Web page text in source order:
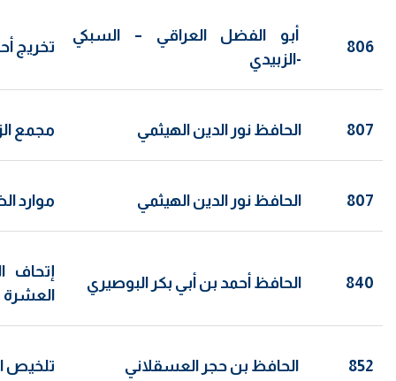
806
أبو الفضل العراقي – السبكي
-الزبيدي
تخريج
807 الحافظ نور الدين الهيثمي مجمع
807 الحافظ نور الدين الهيثمي موارد
840 الحافظ أحمد بن أبي بكر البوصيري
إتحاف
العشرة
852 الحافظ بن حجر العسقلاني تلخيص